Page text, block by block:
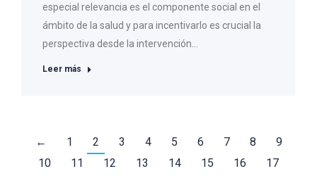
especial relevancia es el componente social en el
ámbito de la salud y para incentivarlo es crucial la
perspectiva desde la intervención…
Leer más
← 1 2 3 4 5 6 7 8
9
10
11 12 13 14 15 16
17